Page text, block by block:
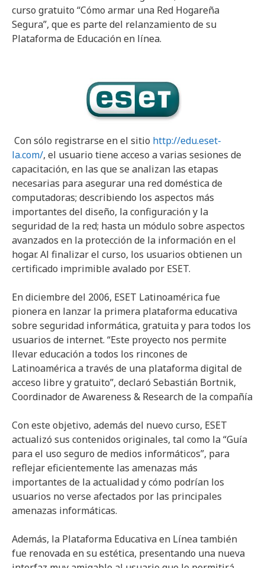
curso gratuito “Cómo armar una Red Hogareña
Segura”, que es parte del relanzamiento de su
Plataforma de Educación en línea.
Con sólo registrarse en el sitio http://edu.eset-
la.com/, el usuario tiene acceso a varias sesiones de
capacitación, en las que se analizan las etapas
necesarias para asegurar una red doméstica de
computadoras; describiendo los aspectos más
importantes del diseño, la configuración y la
seguridad de la red; hasta un módulo sobre aspectos
avanzados en la protección de la información en el
hogar. Al finalizar el curso, los usuarios obtienen un
certificado imprimible avalado por ESET.
En diciembre del 2006, ESET Latinoamérica fue
pionera en lanzar la primera plataforma educativa
sobre seguridad informática, gratuita y para todos los
usuarios de internet. “Este proyecto nos permite
llevar educación a todos los rincones de
Latinoamérica a través de una plataforma digital de
acceso libre y gratuito”, declaró Sebastián Bortnik,
Coordinador de Awareness & Research de la compañía
Con este objetivo, además del nuevo curso, ESET
actualizó sus contenidos originales, tal como la “Guía
para el uso seguro de medios informáticos”, para
reflejar eficientemente las amenazas más
importantes de la actualidad y cómo podrían los
usuarios no verse afectados por las principales
amenazas informáticas.
Además, la Plataforma Educativa en Línea también
fue renovada en su estética, presentando una nueva